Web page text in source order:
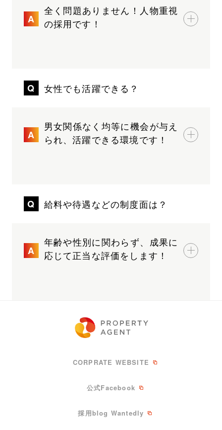
全く問題ありません！人物重視
の採用です！
女性でも活躍できる？
男女関係なく均等に機会が与え
られ、活躍できる環境です！
給料や待遇などの制度面は？
年齢や性別に関わらず、成果に
応じて正当な評価をします！
CORPRATE WEBSITE
公式Facebook
採用blog Wantedly